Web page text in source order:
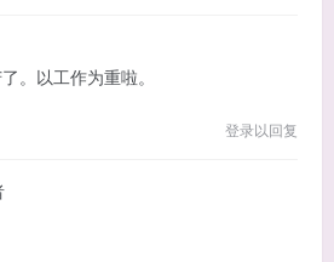
。以工作为重啦。
登录以回复